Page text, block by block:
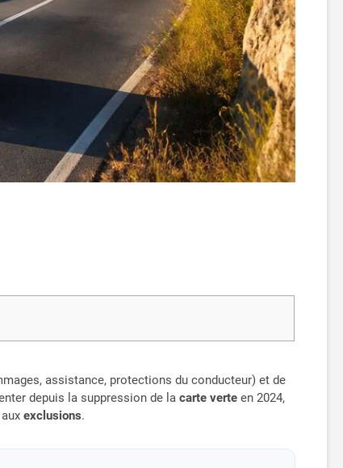
assistance, protections du conducteur) et de
depuis la suppression de lacarte verte en 2024,
auxexclusions.